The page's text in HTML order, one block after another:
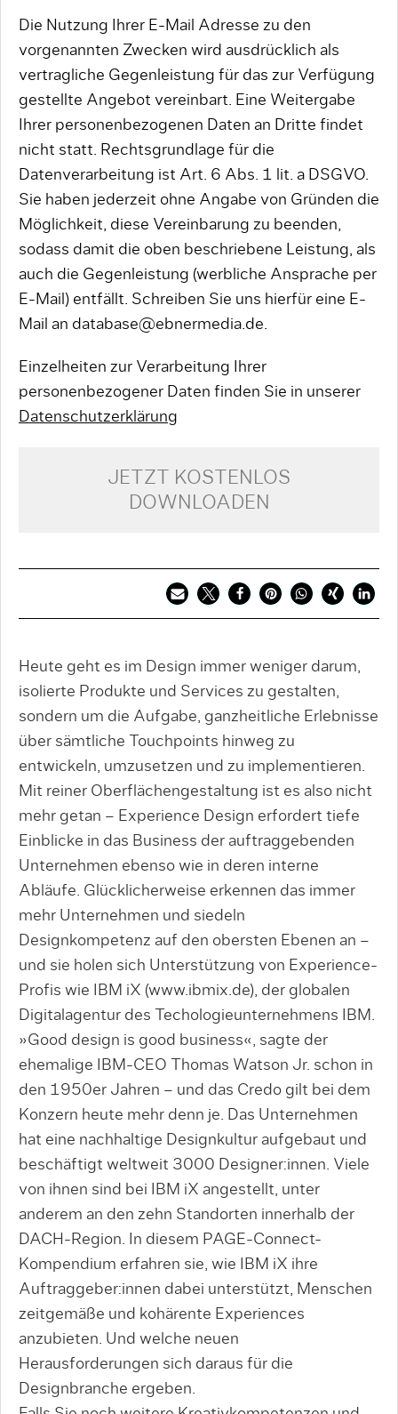
Die Nutzung Ihrer E-Mail Adresse zu den
vorgenannten Zwecken wird ausdrücklich als
vertragliche Gegenleistung für das zur Verfügung
gestellte Angebot vereinbart. Eine Weitergabe
Ihrer personenbezogenen Daten an Dritte findet
nicht statt. Rechtsgrundlage für die
Datenverarbeitung ist Art. 6 Abs. 1 lit. a DSGVO.
Sie haben jederzeit ohne Angabe von Gründen die
Möglichkeit, diese Vereinbarung zu beenden,
sodass damit die oben beschriebene Leistung, als
auch die Gegenleistung (werbliche Ansprache per
E-Mail) entfällt. Schreiben Sie uns hierfür eine E-
Mail an database@ebnermedia.de.
Einzelheiten zur Verarbeitung Ihrer
personenbezogener Daten finden Sie in unserer
Datenschutzerklärung
JETZT KOSTENLOS
DOWNLOADEN
Heute geht es im Design immer weniger darum,
isolierte Produkte und Services zu gestalten,
sondern um die Aufgabe, ganzheitliche Erlebnisse
über sämtliche Touchpoints hinweg zu
entwickeln, umzusetzen und zu implementieren.
Mit reiner Oberflächengestaltung ist es also nicht
mehr getan – Experience Design erfordert tiefe
Einblicke in das Business der auftraggebenden
Unternehmen ebenso wie in deren interne
Abläufe. Glücklicherweise erkennen das immer
mehr Unternehmen und siedeln
Designkompetenz auf den obersten Ebenen an –
und sie holen sich Unterstützung von Experience-
Profis wie IBM iX (www.ibmix.de), der globalen
Digitalagentur des Techologieunternehmens IBM.
»Good design is good business«, sagte der
ehemalige IBM-CEO Thomas Watson Jr. schon in
den 1950er Jahren – und das Credo gilt bei dem
Konzern heute mehr denn je. Das Unternehmen
hat eine nachhaltige Designkultur aufgebaut und
beschäftigt weltweit 3000 Designer:innen. Viele
von ihnen sind bei IBM iX angestellt, unter
anderem an den zehn Standorten innerhalb der
DACH-Region. In diesem PAGE-Connect-
Kompendium erfahren sie, wie IBM iX ihre
Auftraggeber:innen dabei unterstützt, Menschen
zeitgemäße und kohärente Experiences
anzubieten. Und welche neuen
Herausforderungen sich daraus für die
Designbranche ergeben.